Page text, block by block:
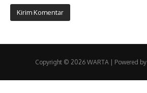
Copyright © 2026 WARTA | Powered by